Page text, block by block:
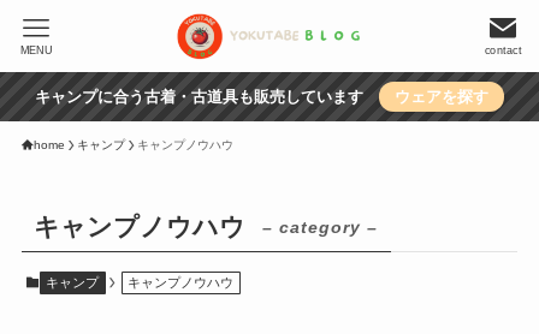
contact
MENU
キャンプに合う古着・古道具も販売しています ウェアを探す
home キャンプ キャンプノウハウ
キャンプノウハウ – category –
キャンプ キャンプノウハウ